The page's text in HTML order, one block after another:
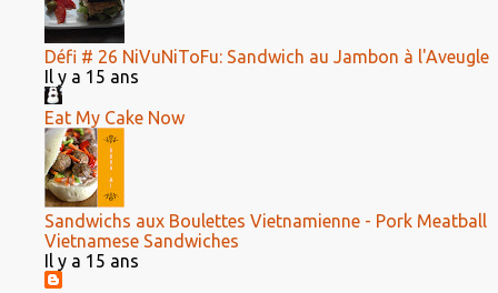
Défi # 26 NiVuNiToFu: Sandwich au Jambon à l'Aveugle
Il y a 15 ans
Eat My Cake Now
Sandwichs aux Boulettes Vietnamienne - Pork Meatball
Vietnamese Sandwiches
Il y a 15 ans